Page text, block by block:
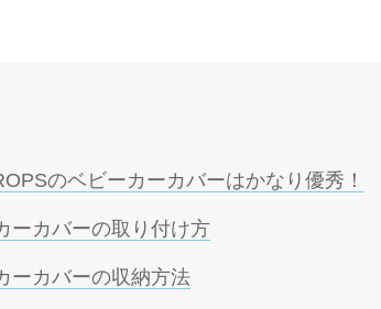
のベビーカーカバーはかなり優秀！
カバーの取り付け方
カバーの収納方法